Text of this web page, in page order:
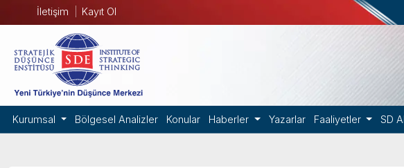
İletişim Kayıt Ol
Kurumsal Bölgesel Analizler Konular Haberler Yazarlar Faaliyetler SD